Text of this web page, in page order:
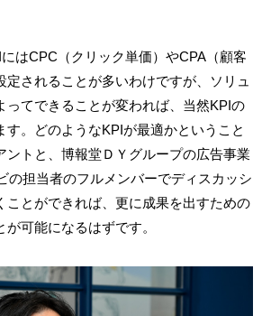
はCPC（クリック単価）やCPA（顧客
定されることが多いわけですが、ソリュ
ってできることが変われば、当然KPIの
す。どのようなKPIが最適かということ
ントと、博報堂ＤＹグループの広告事業
の担当者のフルメンバーでディスカッシ
ことができれば、更に成果を出すための
可能になるはずです。